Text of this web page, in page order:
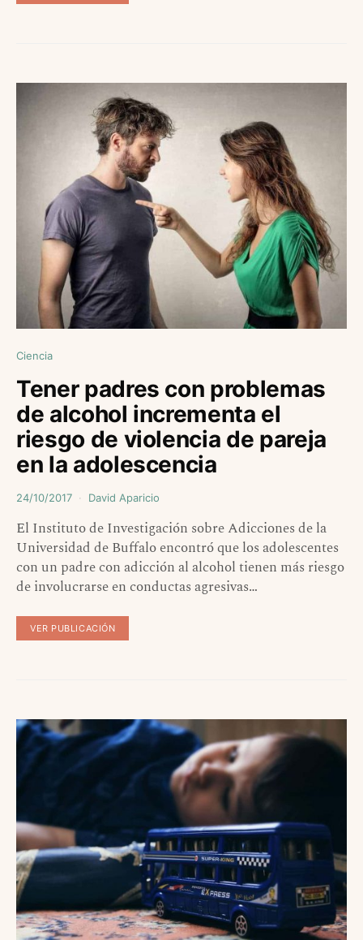
Ciencia
Tener padres con problemas
de alcohol incrementa el
riesgo de violencia de pareja
en la adolescencia
24/10/2017 David Aparicio
El Instituto de Investigación sobre Adicciones de la
Universidad de Buffalo encontró que los adolescentes
con un padre con adicción al alcohol tienen más riesgo
de involucrarse en conductas agresivas…
VER PUBLICACIÓN